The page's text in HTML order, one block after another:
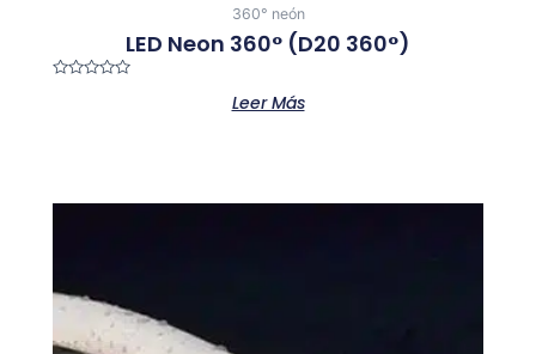
360° neón
LED Neon 360° (D20 360°)
Leer Más